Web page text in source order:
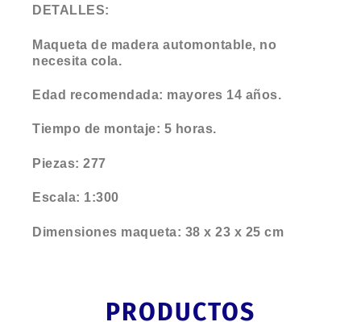
DETALLES:
Maqueta de madera automontable, no
necesita cola.
Edad recomendada: mayores 14 años.
Tiempo de montaje: 5 horas.
Piezas: 277
Escala: 1:300
Dimensiones maqueta: 38 x 23 x 25 cm
PRODUCTOS